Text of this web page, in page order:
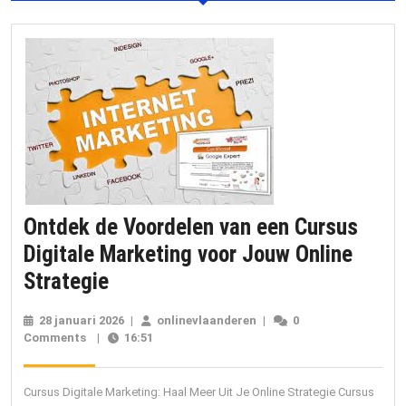
Ontdek de Voordelen van een Cursus
Digitale Marketing voor Jouw Online
StrategieOntdek
Voordelen
van
een
28 januari 2026 28
januari
| onlinevlaanderen onlinevlaanderen
|
0
Comments
| 16:51
Cursus Digitale Marketing: Haal Meer Uit Je Online Strategie Cursus